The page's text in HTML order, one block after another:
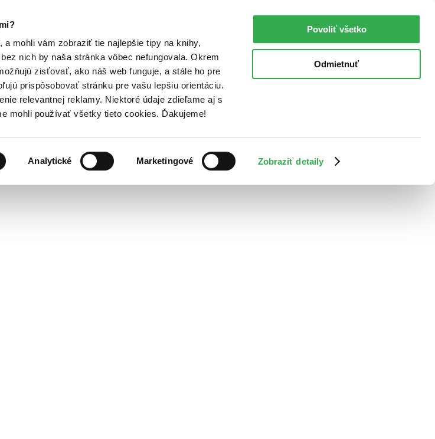
mohli vám zobraziť tie najlepšie tipy na knihy,
nich by naša stránka vôbec nefungovala. Okrem
zisťovať, ako náš web funguje, a stále ho pre
prispôsobovať stránku pre vašu lepšiu orientáciu.
relevantnej reklamy. Niektoré údaje zdieľame aj s
mohli používať všetky tieto cookies. Ďakujeme!
Analytické Marketingové Zobraziť detaily
Povoliť všetko
Odmietnuť